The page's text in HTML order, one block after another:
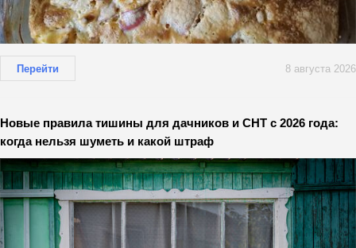
Перейти 8 августа 2026
Новые правила тишины для дачников и СНТ с 2026 года:
когда нельзя шуметь и какой штраф